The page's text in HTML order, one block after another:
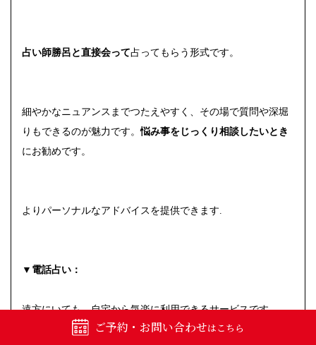
占い師勝呂と直接会って占ってもらう形式です。
細やかなニュアンスまでつたえやすく、その場で質問や深堀
りもできるのが魅力です。悩み事をじっくり相談したいとき
にお勧めです。
よりパーソナルなアドバイスを提供できます.
▼電話占い：
遠方にいても、自宅から気楽に利用できるサービスです。
ご予約・お問い合わせはこちら